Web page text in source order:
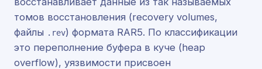
томов восстановления (recovery volumes,
файлы .rev) формата RAR5. По классификации
это переполнение буфера в куче (heap
overflow), уязвимости присвоен